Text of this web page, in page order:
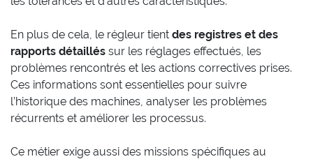
En plus de cela, le régleur tient des registres et des
rapports détaillés sur les réglages effectués, les
problèmes rencontrés et les actions correctives prises.
Ces informations sont essentielles pour suivre
l’historique des machines, analyser les problèmes
récurrents et améliorer les processus.
Ce métier exige aussi des missions spécifiques au